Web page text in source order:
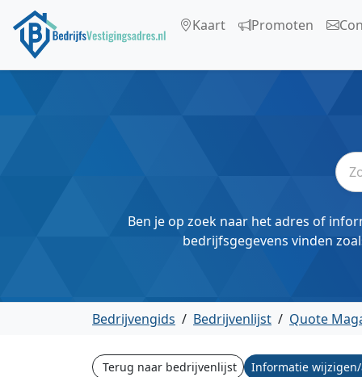
Kaart Promoten
Ben je op zoek naar het adres of
bedrijfsgegevens vinden
Bedrijvengids / Bedrijvenlijst / Quote
Terug naar bedrijvenlijst Informatie